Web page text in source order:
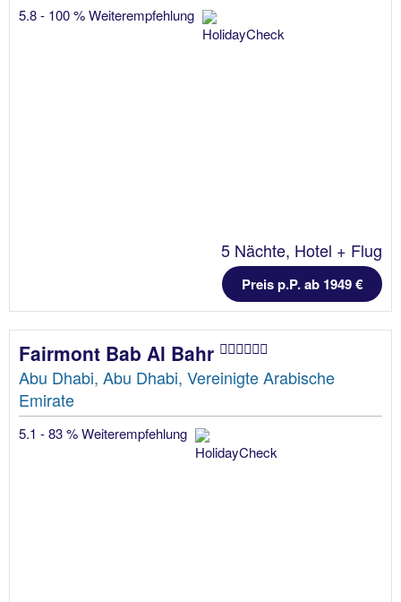
5.8 - 100 % Weiterempfehlung
5 Nächte, Hotel + Flug
Preis p.P. ab 1949 €
Fairmont Bab Al Bahr
Abu Dhabi, Abu Dhabi, Vereinigte Arabische
Emirate
5.1 - 83 % Weiterempfehlung